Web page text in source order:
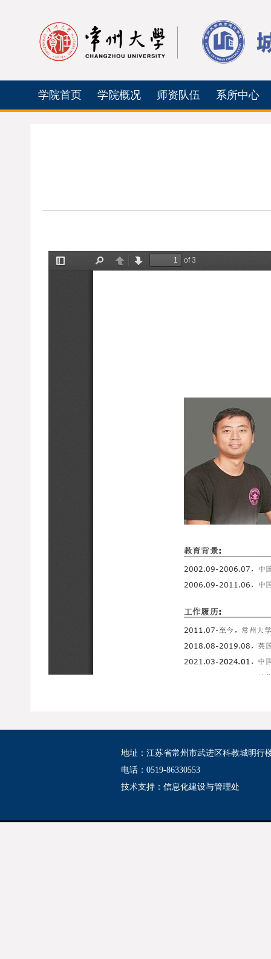
学院首页 学院概况 师资队伍 系所中心
地址：江苏省常州市武进区科教城明行
电话：0519-86330553
技术支持： 信息化建设与管理处